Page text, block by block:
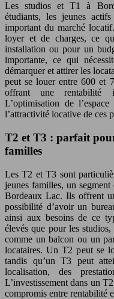
Les studios et T1 à
étudiants, les jeunes
important du marché
loyer et de charges, ce
installation ou pour un
importante, ce qui
démarquer et attirer les
peut se louer entre 600 et
offrant une rentabilité
L’optimisation de
l’attractivité locative de ces
T2 et T3 : parfait pour
familles
Les T2 et T3 sont
jeunes familles, un segment
Bordeaux Lac. Ils offrent
possibilité d’avoir un
ainsi aux besoins de ce
élevés que pour les
comme un balcon ou un
locataires. Un T2 peut se
tandis qu’un T3 peut
localisation, des
L’investissement dans un
compromis entre rentabilité